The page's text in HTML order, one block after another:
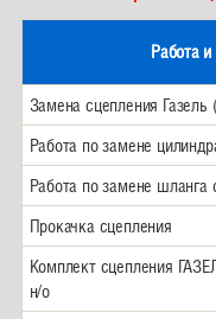
Работа
Замена сцепления
Работа по замене
Работа по замене шланга
Прокачка сцепления
Комплект сцепления
н/о